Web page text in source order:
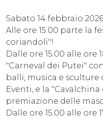
Sabato 14 febbraio 2026
Alle ore 15.00 parte la
coriandoli"!
Dalle ore 15.00 alle ore
"Carneval dei Putei"
balli, musica e sculture
Eventi, e la
premiazione delle
Dalle ore 15.00 alle ore